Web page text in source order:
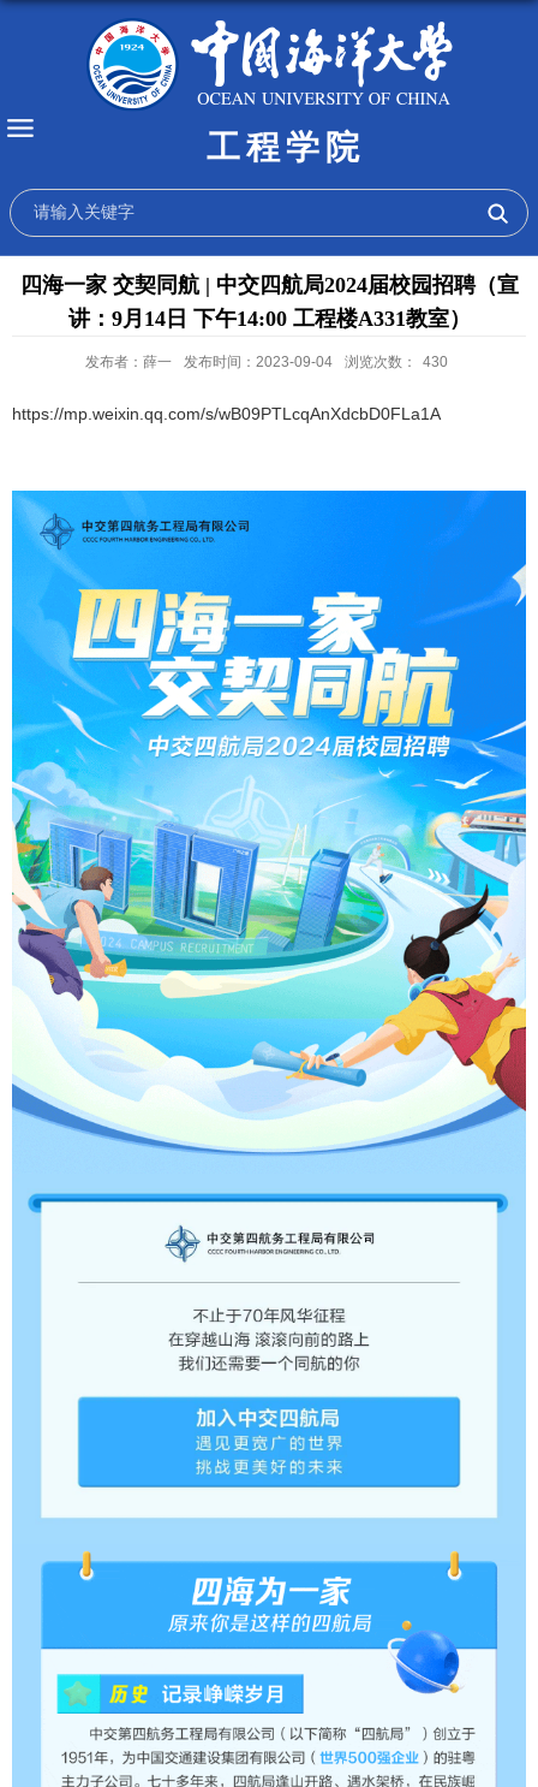
工程学院
四海一家 交契同航 | 中交四航局2024届校园招聘（宣
讲：9月14日 下午14:00 工程楼A331教室）
发布者：薛一 发布时间：2023-09-04 浏览次数： 430
https://mp.weixin.qq.com/s/wB09PTLcqAnXdcbD0FLa1A